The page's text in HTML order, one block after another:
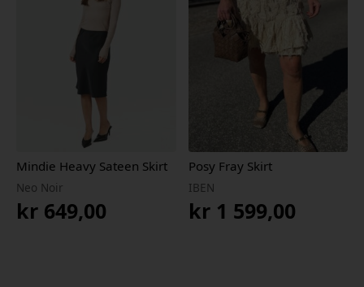
Mindie Heavy Sateen Skirt
Neo Noir
kr 649,00
Posy Fray Skirt
IBEN
kr1 599,00